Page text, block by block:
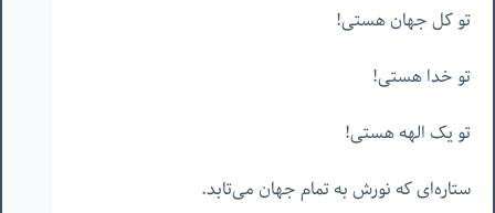
تو کل جهان هستی!
تو خدا هستی!
تو یک الهه هستی!
ستاره‌ای که نورش به تمام جهان می‌تابد.